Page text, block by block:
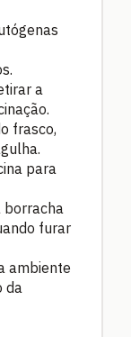
a
frasco,
para
borracha
furar
ambiente
da